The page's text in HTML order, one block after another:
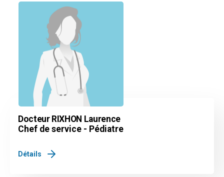
Docteur RIXHON Laurence
Chef de service - Pédiatre
Détails